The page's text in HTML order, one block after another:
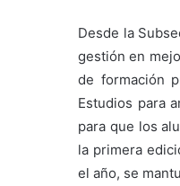
Desde la
gestión en
de formación
Estudios para
para que los
la primera
el año, se